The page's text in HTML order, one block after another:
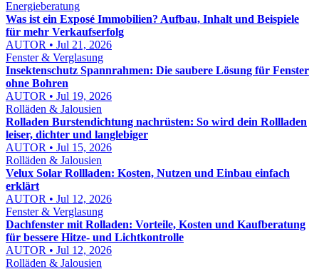
Energieberatung
Was ist ein Exposé Immobilien? Aufbau, Inhalt und Beispiele
für mehr Verkaufserfolg
AUTOR • Jul 21, 2026
Fenster & Verglasung
Insektenschutz Spannrahmen: Die saubere Lösung für Fenster
ohne Bohren
AUTOR • Jul 19, 2026
Rolläden & Jalousien
Rolladen Burstendichtung nachrüsten: So wird dein Rollladen
leiser, dichter und langlebiger
AUTOR • Jul 15, 2026
Rolläden & Jalousien
Velux Solar Rollladen: Kosten, Nutzen und Einbau einfach
erklärt
AUTOR • Jul 12, 2026
Fenster & Verglasung
Dachfenster mit Rolladen: Vorteile, Kosten und Kaufberatung
für bessere Hitze- und Lichtkontrolle
AUTOR • Jul 12, 2026
Rolläden & Jalousien